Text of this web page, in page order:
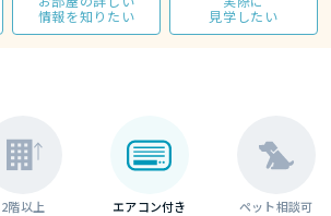
情報を知りたい
見学したい
2階以上 エアコン付き ペット相談可